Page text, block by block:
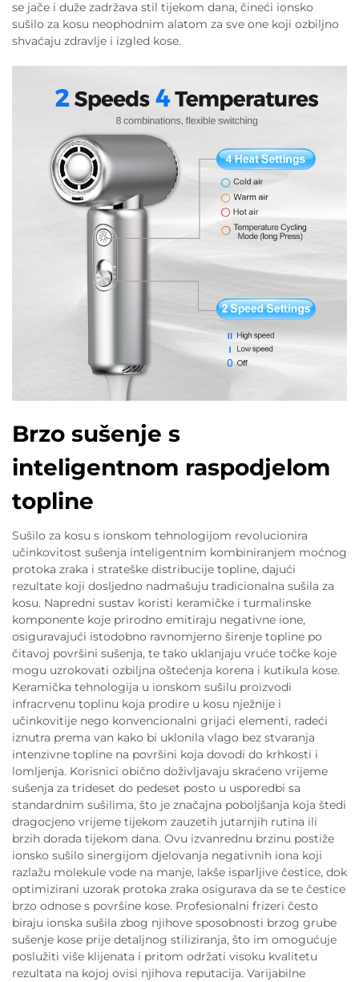
se jače i duže zadržava stil tijekom dana, čineći ionsko
sušilo za kosu neophodnim alatom za sve one koji ozbiljno
shvaćaju zdravlje i izgled kose.
Brzo sušenje s
inteligentnom raspodjelom
topline
Sušilo za kosu s ionskom tehnologijom revolucionira
učinkovitost sušenja inteligentnim kombiniranjem moćnog
protoka zraka i strateške distribucije topline, dajući
rezultate koji dosljedno nadmašuju tradicionalna sušila za
kosu. Napredni sustav koristi keramičke i turmalinske
komponente koje prirodno emitiraju negativne ione,
osiguravajući istodobno ravnomjerno širenje topline po
čitavoj površini sušenja, te tako uklanjaju vruće točke koje
mogu uzrokovati ozbiljna oštećenja korena i kutikula kose.
Keramička tehnologija u ionskom sušilu proizvodi
infracrvenu toplinu koja prodire u kosu nježnije i
učinkovitije nego konvencionalni grijaći elementi, radeći
iznutra prema van kako bi uklonila vlago bez stvaranja
intenzivne topline na površini koja dovodi do krhkosti i
lomljenja. Korisnici obično doživljavaju skraćeno vrijeme
sušenja za trideset do pedeset posto u usporedbi sa
standardnim sušilima, što je značajna poboljšanja koja štedi
dragocjeno vrijeme tijekom zauzetih jutarnjih rutina ili
brzih dorada tijekom dana. Ovu izvanrednu brzinu postiže
ionsko sušilo sinergijom djelovanja negativnih iona koji
razlažu molekule vode na manje, lakše isparljive čestice, dok
optimizirani uzorak protoka zraka osigurava da se te čestice
brzo odnose s površine kose. Profesionalni frizeri često
biraju ionska sušila zbog njihove sposobnosti brzog grube
sušenje kose prije detaljnog stiliziranja, što im omogućuje
poslužiti više klijenata i pritom održati visoku kvalitetu
rezultata na kojoj ovisi njihova reputacija. Varijabilne